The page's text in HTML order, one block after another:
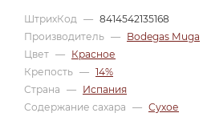
ШтрихКод — 8414542135168
Производитель — Bodegas Muga
Цвет — Красное
Крепость — 14%
Страна — Испания
Содержание сахара — Сухое